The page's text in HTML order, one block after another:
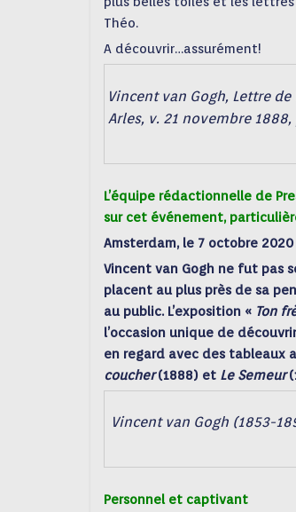
Théo.
A découvrir…assurément!
Vincent van Gogh, Lettre
Arles, v. 21 novembre
L’équipe rédactionnelle de
sur cet événement,
Amsterdam, le 7 octobre 2020
Vincent van Gogh ne fut pas
placent au plus près de sa
au public. L’exposition « Ton
l’occasion unique de
en regard avec des tableaux
coucher(1888) et Le Semeur
Vincent van Gogh (1853-
Personnel et captivant